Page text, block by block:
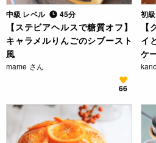
中級 レベル 45分
【ステビアヘルスで糖質オフ】
キャラメルりんごのシブースト
風
mame さん
66
初
イ
ケ